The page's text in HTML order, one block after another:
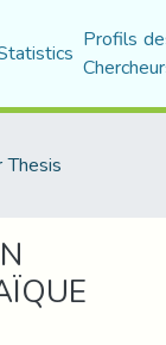
Profils